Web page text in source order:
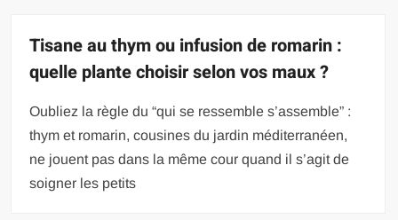
Tisane au thym ou infusion de romarin :
quelle plante choisir selon vos maux ?
Oubliez la règle du “qui se ressemble s’assemble” :
thym et romarin, cousines du jardin méditerranéen,
ne jouent pas dans la même cour quand il s’agit de
soigner les petits